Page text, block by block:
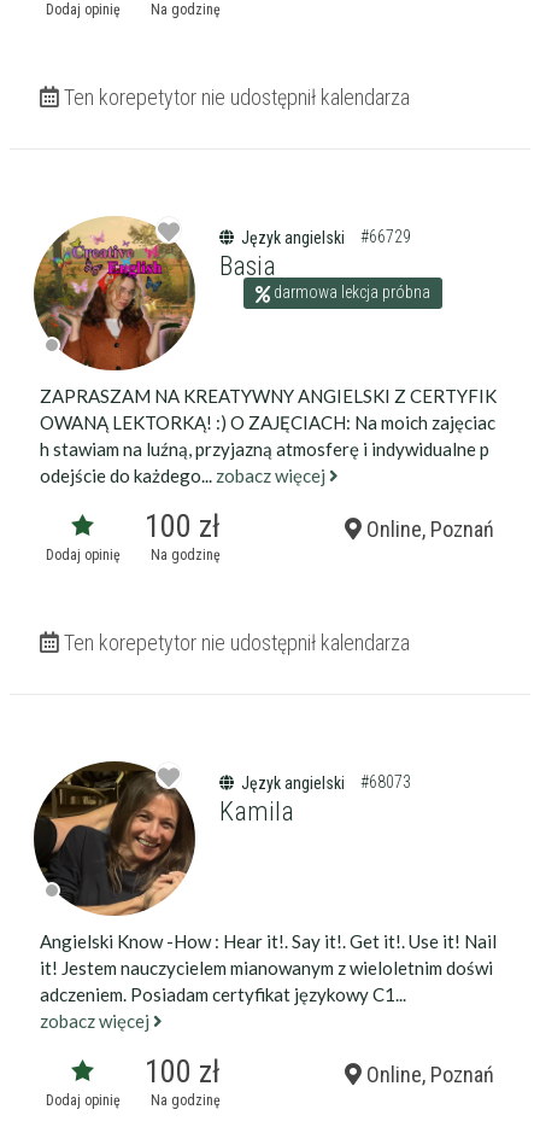
Dodaj opinię Na godzinę
Ten korepetytor nie udostępnił kalendarza
Język angielski #66729
Basia
darmowa lekcja próbna
ZAPRASZAM NA KREATYWNY ANGIELSKI Z CERTYFIK
OWANĄ LEKTORKĄ! :) O ZAJĘCIACH: Na moich zajęciac
h stawiam na luźną, przyjazną atmosferę i indywidualne p
odejście do każdego... zobacz więcej
Dodaj opinię
100 zł
Na godzinę
Online, Poznań
Ten korepetytor nie udostępnił kalendarza
Język angielski #68073
Kamila
Angielski Know -How : Hear it!. Say it!. Get it!. Use it! Nail
it! Jestem nauczycielem mianowanym z wieloletnim doświ
adczeniem. Posiadam certyfikat językowy C1...
zobacz więcej
Dodaj opinię
100 zł
Na godzinę
Online, Poznań